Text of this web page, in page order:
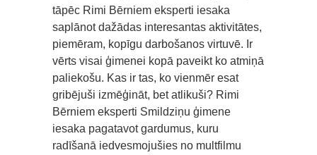
tāpēc Rimi Bērniem eksperti iesaka
saplānot dažādas interesantas aktivitātes,
piemēram, kopīgu darbošanos virtuvē. Ir
vērts visai ģimenei kopā paveikt ko atmiņā
paliekošu. Kas ir tas, ko vienmēr esat
gribējuši izmēģināt, bet atlikuši? Rimi
Bērniem eksperti Smildziņu ģimene
iesaka pagatavot gardumus, kuru
radīšanā iedvesmojušies no multfilmu